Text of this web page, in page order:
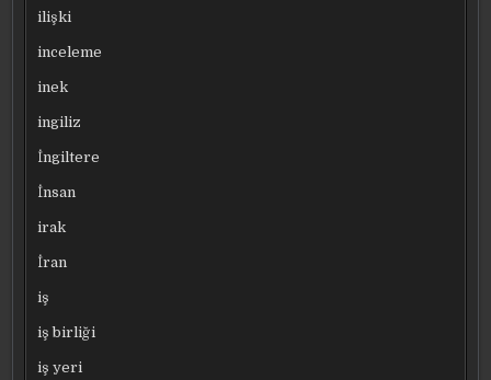
ilişki
inceleme
inek
ingiliz
İngiltere
İnsan
irak
İran
iş
iş birliği
iş yeri